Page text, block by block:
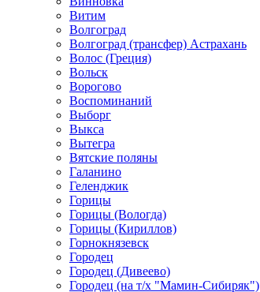
Витим
Волгоград
Волгоград (трансфер) Астрахань
Волос (Греция)
Вольск
Ворогово
Воспоминаний
Выборг
Выкса
Вытегра
Вятские поляны
Галанино
Геленджик
Горицы
Горицы (Вологда)
Горицы (Кириллов)
Горнокнязевск
Городец
Городец (Дивеево)
Городец (на т/х "Мамин-Сибиряк")